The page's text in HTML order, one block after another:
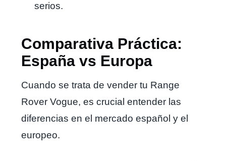
serios.
Comparativa Práctica:
España vs Europa
Cuando se trata de vender tu Range
Rover Vogue, es crucial entender las
diferencias en el mercado español y el
europeo.